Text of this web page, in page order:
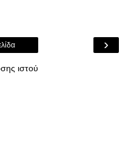
›
ιστού